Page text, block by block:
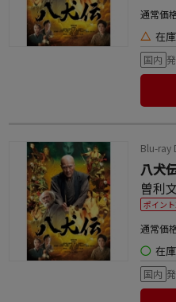
通常価
△ 在
国内
Blu-ray
八犬
曽利
ポイン
通常価
◯ 在
国内